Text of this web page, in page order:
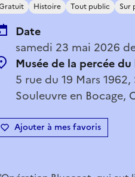
Histoire Tout public Sur
Date
samedi 23 mai 2026
Musée de la percée
5 rue du 19 Mars
Souleuvre en Bocage,
Ajouter à mes favoris